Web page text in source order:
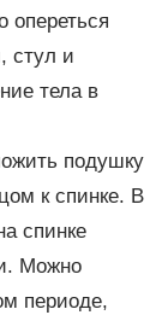
опереться
стул и
тела в
подушку
к спинке. В
спинке
Можно
периоде,